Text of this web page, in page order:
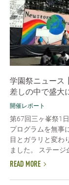
学園祭ニュース
差しの中で盛大
開催レポート
第67回三ヶ峯祭1
プログラムを無事
目とガラリと変わ
ました。 ステージ
READ MORE